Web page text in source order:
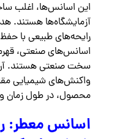
این اسانس‌ها، اغلب
آزمایشگاه‌ها هستند.
رایحه‌های طبیعی با
اسانس‌های صنعتی،
سخت صنعتی هستند.
واکنش‌های شیمیایی
محصول، در طول زمان و
اسانس معطر: